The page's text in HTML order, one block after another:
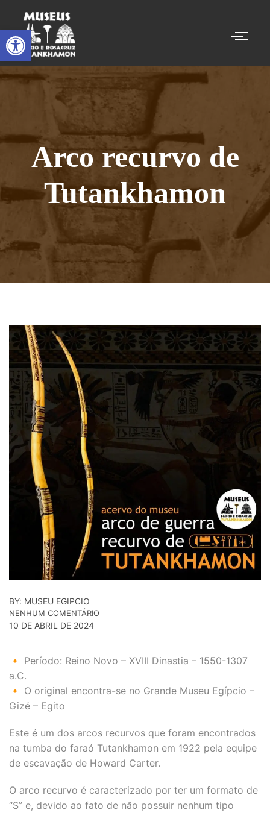
Arco recurvo de
Tutankhamon
BY: MUSEU EGIPCIO
NENHUM COMENTÁRIO
10 DE ABRIL DE 2024
🔸 Período: Reino Novo – XVIII Dinastia – 1550-1307
a.C.
🔸 O original encontra-se no Grande Museu Egípcio –
Gizé – Egito
Este é um dos arcos recurvos que foram encontrados
na tumba do faraó Tutankhamon em 1922 pela equipe
de escavação de Howard Carter.
O arco recurvo é caracterizado por ter um formato de
“S” e, devido ao fato de não possuir nenhum tipo
Abrir a barra de ferramentas